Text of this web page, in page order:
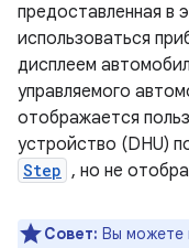
предоставленная в
использоваться
дисплеем
управляемого
отображается
устройство (DHU)
Step , но не
Совет: Вы можете